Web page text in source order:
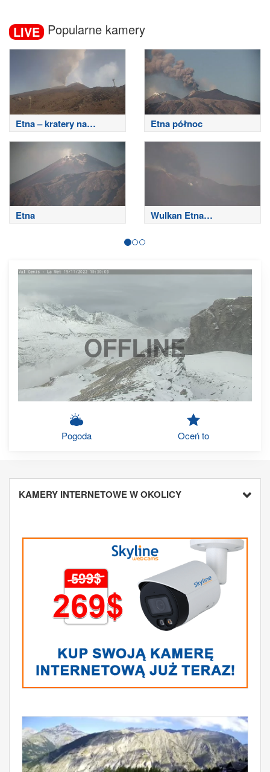
LIVE Popularne kamery
Etna – kratery na
szczycie
Etna północ
Etna
Wulkan Etna
południowo-wschodni
OFFLINE
Pogoda Oceń to
KAMERY INTERNETOWE W OKOLICY